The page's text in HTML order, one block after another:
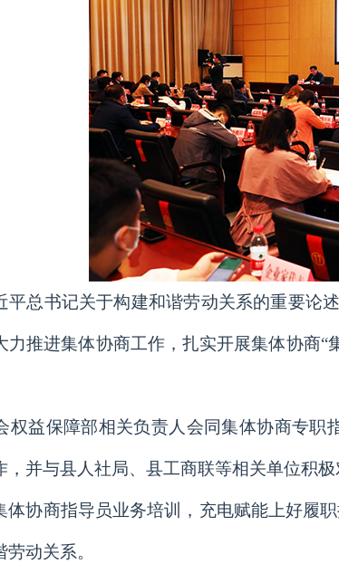
平总书记关于构建和谐劳动关系的重要论
力推进集体协商工作，扎实开展集体协商
权益保障部相关负责人会同集体协商专
并与县人社局、县工商联等相关单位积
体协商指导员业务培训，充电赋能上好履
动关系。